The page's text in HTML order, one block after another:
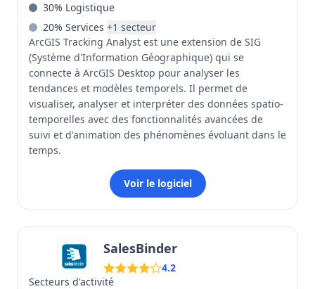
30% Logistique
20% Services +1 secteur
ArcGIS Tracking Analyst est une extension de SIG
(Système d'Information Géographique) qui se
connecte à ArcGIS Desktop pour analyser les
tendances et modèles temporels. Il permet de
visualiser, analyser et interpréter des données spatio-
temporelles avec des fonctionnalités avancées de
suivi et d'animation des phénomènes évoluant dans le
temps.
Voir le logiciel
SalesBinder
4.2
Secteurs d'activité